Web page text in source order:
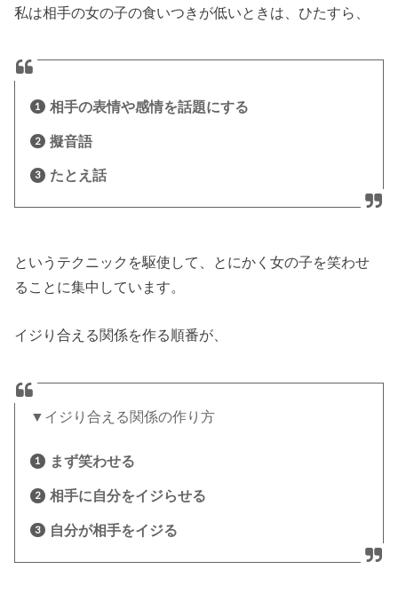
私は相手の女の子の食いつきが低いときは、ひたすら、
相手の表情や感情を話題にする
擬音語
たとえ話
というテクニックを駆使して、とにかく女の子を笑わせ
ることに集中しています。
イジり合える関係を作る順番が、
▼イジり合える関係の作り方
まず笑わせる
相手に自分をイジらせる
自分が相手をイジる